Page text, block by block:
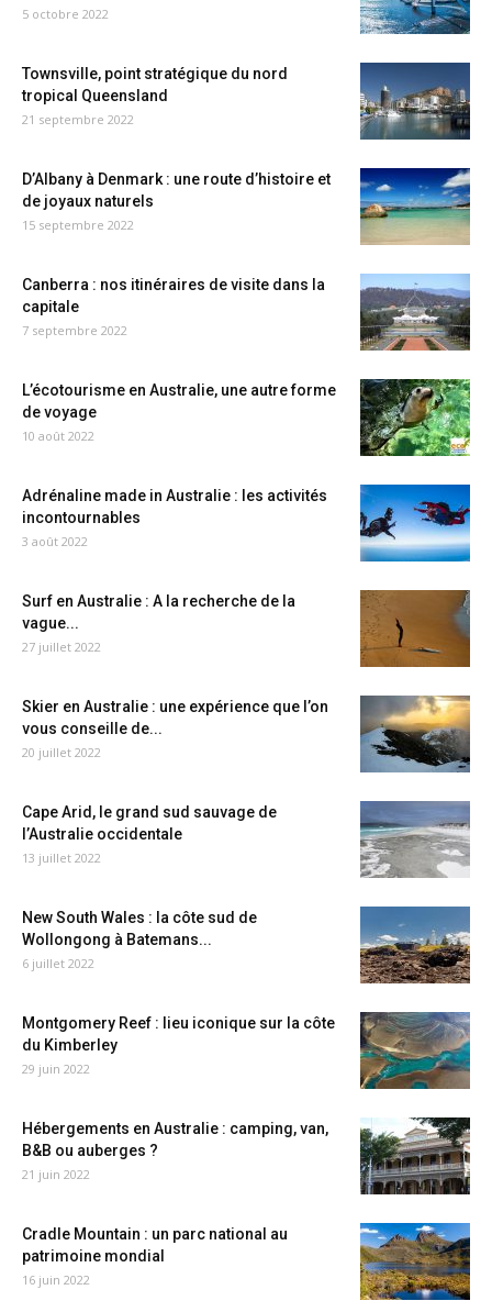
5 octobre 2022
Townsville, point stratégique du nord
tropical Queensland
21 septembre 2022
D’Albany à Denmark : une route d’histoire et
de joyaux naturels
15 septembre 2022
Canberra : nos itinéraires de visite dans la
capitale
7 septembre 2022
L’écotourisme en Australie, une autre forme
de voyage
10 août 2022
Adrénaline made in Australie : les activités
incontournables
3 août 2022
Surf en Australie : A la recherche de la
vague...
27 juillet 2022
Skier en Australie : une expérience que l’on
vous conseille de...
20 juillet 2022
Cape Arid, le grand sud sauvage de
l’Australie occidentale
13 juillet 2022
New South Wales : la côte sud de
Wollongong à Batemans...
6 juillet 2022
Montgomery Reef : lieu iconique sur la côte
du Kimberley
29 juin 2022
Hébergements en Australie : camping, van,
B&B ou auberges ?
21 juin 2022
Cradle Mountain : un parc national au
patrimoine mondial
16 juin 2022